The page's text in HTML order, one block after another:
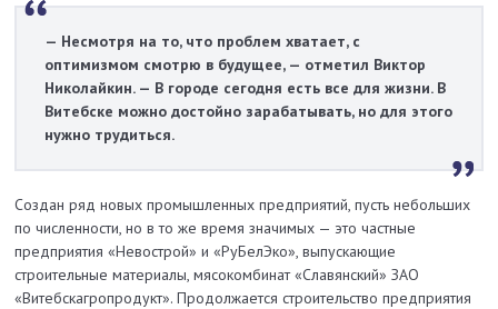
— Несмотря на то, что проблем хватает, с
оптимизмом смотрю в будущее, — отметил Виктор
Николайкин. — В городе сегодня есть все для жизни. В
Витебске можно до­стойно зарабатывать, но для этого
нужно трудиться.
Создан ряд новых промышленных предприятий, пусть небольших
по численности, но в то же время значимых — это частные
предприятия «Невострой» и «РуБелЭко», выпускающие
строительные материалы, мясокомбинат «Славян­ский» ЗАО
«Витебскагропродукт». Про­дол­жается строительство предприятия